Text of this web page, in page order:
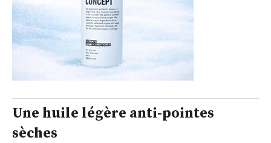
Une huile légère anti-pointes
sèches